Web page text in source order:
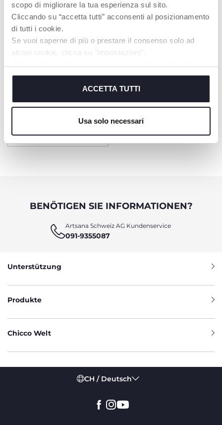
scopo di migliorare la tua esperienza sul sito.
Cliccando su “accetta tutti” acconsenti al posizionamento
di tutti i cookie.
Se vuoi saperne di più o prestare il consenso solo ad
alcuni cookie, clicca su "impostazioni".
cookie tecnici, indispensabili per fruire del servizio
ACCETTA TUTTI
Usa solo necessari
Baby Hugs
BENÖTIGEN SIE INFORMATIONEN?
Artsana Schweiz AG Kundenservice
091-9355087
Unterstützung
Produkte
Chicco Welt
CH / Deutsch